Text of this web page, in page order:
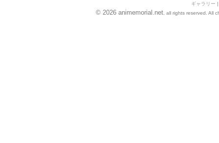
ギャラリー
© 2026 animemorial.net , all rights reserved. All